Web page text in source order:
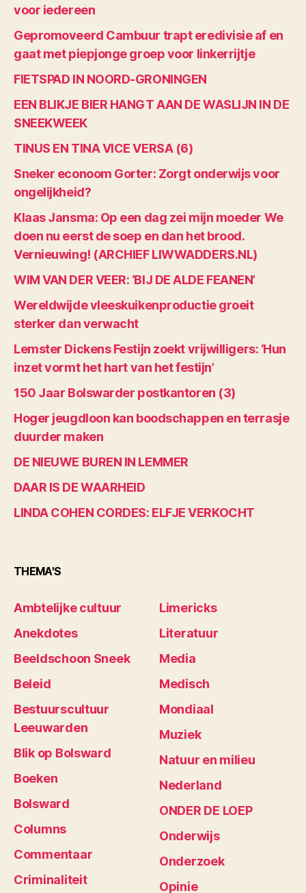
voor iedereen
Gepromoveerd Cambuur trapt eredivisie af en
gaat met piepjonge groep voor linkerrijtje
FIETSPAD IN NOORD-GRONINGEN
EEN BLIKJE BIER HANGT AAN DE WASLIJN IN DE
SNEEKWEEK
TINUS EN TINA VICE VERSA (6)
Sneker econoom Gorter: Zorgt onderwijs voor
ongelijkheid?
Klaas Jansma: Op een dag zei mijn moeder We
doen nu eerst de soep en dan het brood.
Vernieuwing! (ARCHIEF LIWWADDERS.NL)
WIM VAN DER VEER: ‘BIJ DE ALDE FEANEN’
Wereldwijde vleeskuikenproductie groeit
sterker dan verwacht
Lemster Dickens Festijn zoekt vrijwilligers: ‘Hun
inzet vormt het hart van het festijn’
150 Jaar Bolswarder postkantoren (3)
Hoger jeugdloon kan boodschappen en terrasje
duurder maken
DE NIEUWE BUREN IN LEMMER
DAAR IS DE WAARHEID
LINDA COHEN CORDES: ELFJE VERKOCHT
THEMA'S
Ambtelijke cultuur
Anekdotes
Beeldschoon Sneek
Beleid
Bestuurscultuur
Leeuwarden
Blik op Bolsward
Boeken
Bolsward
Columns
Commentaar
Criminaliteit
Limericks
Literatuur
Media
Medisch
Mondiaal
Muziek
Natuur en milieu
Nederland
ONDER DE LOEP
Onderwijs
Onderzoek
Opinie